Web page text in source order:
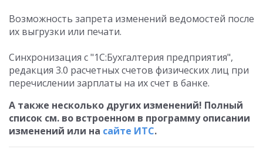
Возможность запрета изменений ведомостей после
их выгрузки или печати.
Синхронизация с "1С:Бухгалтерия предприятия",
редакция 3.0 расчетных счетов физических лиц при
перечислении зарплаты на их счет в банке.
А также несколько других изменений! Полный
список см. во встроенном в программу описании
изменений или на сайте ИТС.